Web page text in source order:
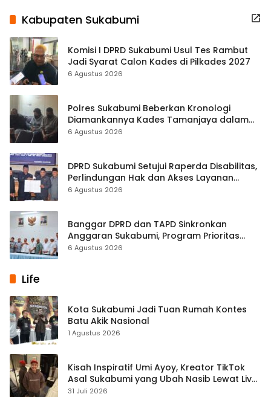
Kabupaten Sukabumi
Komisi I DPRD Sukabumi Usul Tes Rambut
Jadi Syarat Calon Kades di Pilkades 2027
6 Agustus 2026
Polres Sukabumi Beberkan Kronologi
Diamankannya Kades Tamanjaya dalam
Kasus Sabu
6 Agustus 2026
DPRD Sukabumi Setujui Raperda Disabilitas,
Perlindungan Hak dan Akses Layanan
Diperkuat
6 Agustus 2026
Banggar DPRD dan TAPD Sinkronkan
Anggaran Sukabumi, Program Prioritas
hingga Pendapatan Dibahas
6 Agustus 2026
Life
Kota Sukabumi Jadi Tuan Rumah Kontes
Batu Akik Nasional
1 Agustus 2026
Kisah Inspiratif Umi Ayoy, Kreator TikTok
Asal Sukabumi yang Ubah Nasib Lewat Live
Streaming
31 Juli 2026